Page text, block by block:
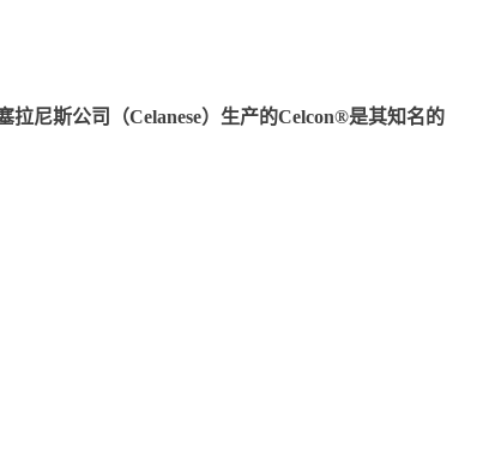
尼斯公司（Celanese）生产的Celcon®是其知名的